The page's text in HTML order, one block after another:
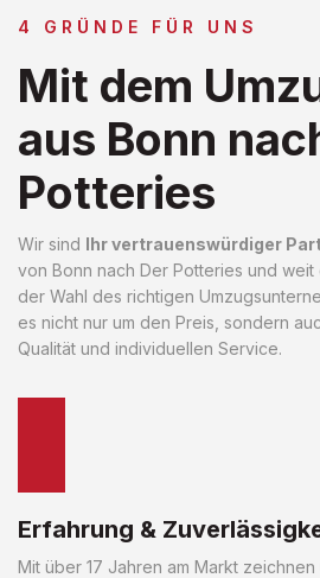
4 GRÜNDE FÜR UNS
Mit dem
aus Bonn
Potteries
Wir sind Ihr vertrauenswürdiger
von Bonn nach Der Potteries und weit
der Wahl des richtigen
es nicht nur um den Preis, sondern
Qualität und individuellen Service.
Erfahrung &
Mit über 17 Jahren am Markt